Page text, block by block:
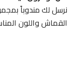
نرسل لك مندوباً
القماش واللون